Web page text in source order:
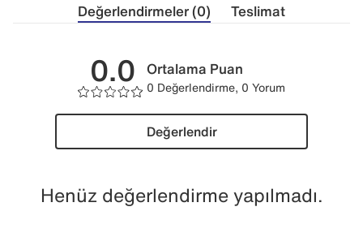
Değerlendirmeler (0) Teslimat
0.0 Ortalama Puan
0 Değerlendirme, 0 Yorum
Değerlendir
Henüz değerlendirme yapılmadı.